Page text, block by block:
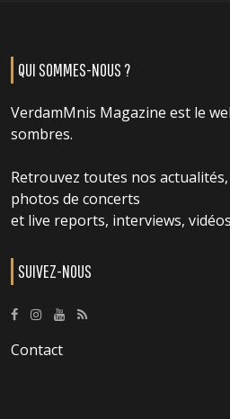
QUI SOMMES-NOUS ?
VerdamMnis Magazine est le
sombres.
Retrouvez toutes nos
photos de concerts
et live reports, interviews,
SUIVEZ-NOUS
Contact